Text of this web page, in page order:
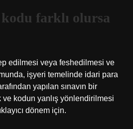
farklı olursa
edilmesi veya feshedilmesi ve
işyeri temelinde idari para
yapılan sınavın bir
kodun yanlış yönlendirilmesi
dönem için.